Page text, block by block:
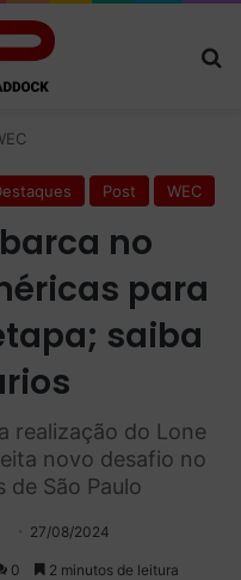
Post WEC
no
para
saiba
realização do Lone
novo desafio no
São Paulo
27/08/2024
0 2 minutos de leitura